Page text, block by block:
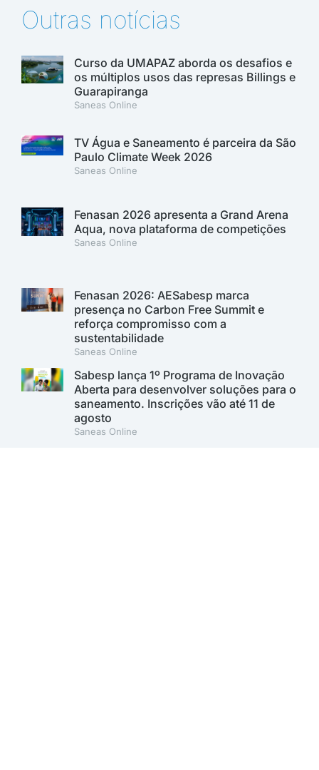
Outras notícias
Curso da UMAPAZ aborda os desafios e
os múltiplos usos das represas Billings e
Guarapiranga
Saneas Online
TV Água e Saneamento é parceira da São
Paulo Climate Week 2026
Saneas Online
Fenasan 2026 apresenta a Grand Arena
Aqua, nova plataforma de competições
Saneas Online
Fenasan 2026: AESabesp marca
presença no Carbon Free Summit e
reforça compromisso com a
sustentabilidade
Saneas Online
Sabesp lança 1º Programa de Inovação
Aberta para desenvolver soluções para o
saneamento. Inscrições vão até 11 de
agosto
Saneas Online